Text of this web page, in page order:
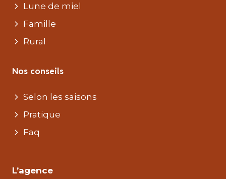
Lune de miel
Famille
Rural
Nos conseils
Selon les saisons
Pratique
Faq
L’agence